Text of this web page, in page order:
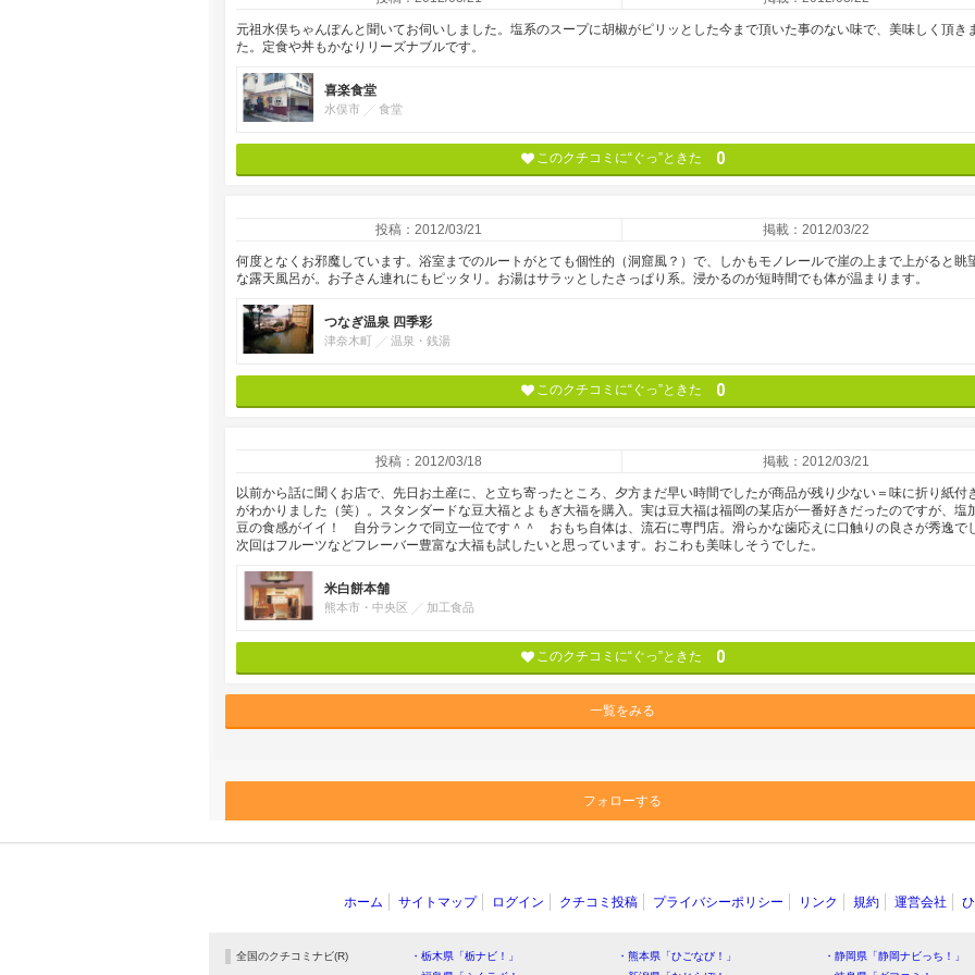
元祖水俣ちゃんぽんと聞いてお伺いしました。塩系のスープに胡椒がピリッとした今まで頂いた事のない味で、美味しく頂き
た。定食や丼もかなりリーズナブルです。
喜楽食堂
水俣市 食堂
このクチコミに“ぐっ”ときた 0
投稿：2012/03/21 掲載：2012/03/22
何度となくお邪魔しています。浴室までのルートがとても個性的（洞窟風？）で、しかもモノレールで崖の上まで上がると眺
な露天風呂が。お子さん連れにもピッタリ。お湯はサラッとしたさっぱり系。浸かるのが短時間でも体が温まります。
つなぎ温泉 四季彩
津奈木町 温泉・銭湯
このクチコミに“ぐっ”ときた 0
投稿：2012/03/18 掲載：2012/03/21
以前から話に聞くお店で、先日お土産に、と立ち寄ったところ、夕方まだ早い時間でしたが商品が残り少ない＝味に折り紙付
がわかりました（笑）。スタンダードな豆大福とよもぎ大福を購入。実は豆大福は福岡の某店が一番好きだったのですが、塩
豆の食感がイイ！ 自分ランクで同立一位です＾＾ おもち自体は、流石に専門店。滑らかな歯応えに口触りの良さが秀逸で
次回はフルーツなどフレーバー豊富な大福も試したいと思っています。おこわも美味しそうでした。
米白餅本舗
熊本市・中央区 加工食品
このクチコミに“ぐっ”ときた 0
一覧をみる
フォローする
ホーム サイトマップ ログイン クチコミ投稿 プライバシーポリシー リンク 規約 運営会社
全国のクチコミナビ(R) ・栃木県「栃ナビ！」 ・熊本県「ひごなび！」 ・静岡県「静岡ナビっち！」